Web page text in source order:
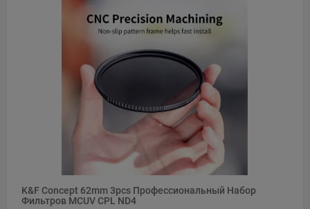
K&F Concept 62mm 3pcs Профессиональный Набор
Фильтров MCUV CPL ND4